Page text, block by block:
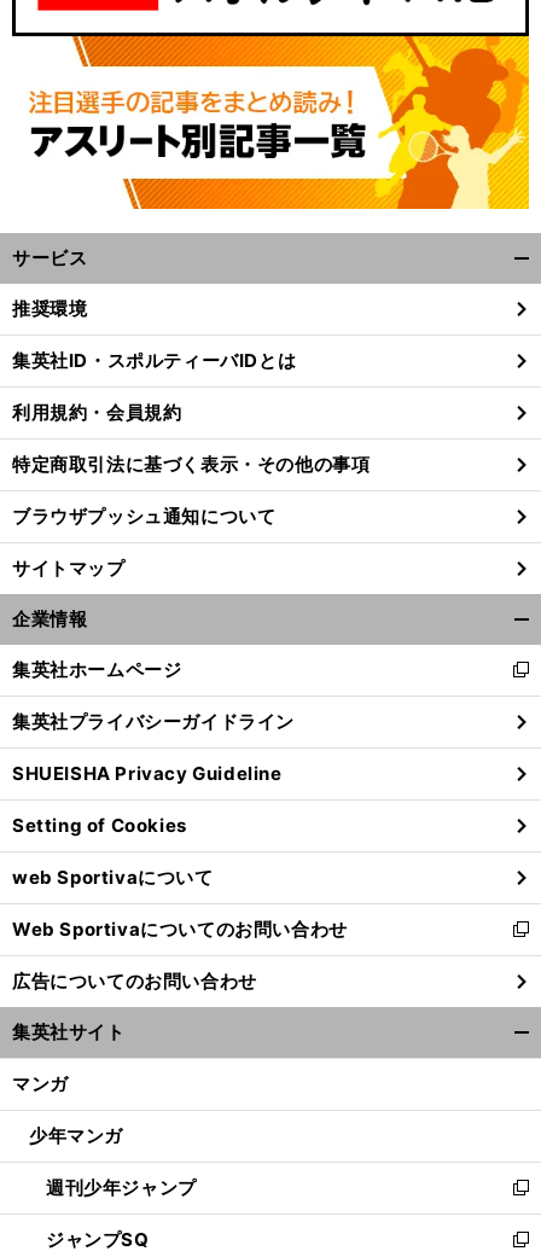
前
サービス
閉
る
推奨環境
集英社ID・スポルティーバIDとは
利用規約・会員規約
特定商取引法に基づく表示・その他の事項
ブラウザプッシュ通知について
サイトマップ
企業情報
閉
る
集英社ホームページ
新
し
い
ウ
ィ
ン
ド
ウ
で
開
く
集英社プライバシーガイドライン
SHUEISHA Privacy Guideline
Setting of Cookies
web Sportivaについて
Web Sportivaについてのお問い合わせ
新
し
い
ウ
ィ
ン
ウ
開
く
広告についてのお問い合わせ
集英社サイト
マンガ
少年マンガ
週刊少年ジャンプ
新
し
い
ジャンプSQ
新